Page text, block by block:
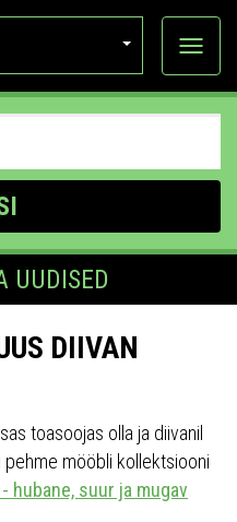
Ava
UUDISED
DIIVAN
toasoojas olla ja diivanil
mööbli kollektsiooni
hubane, suur ja mugav